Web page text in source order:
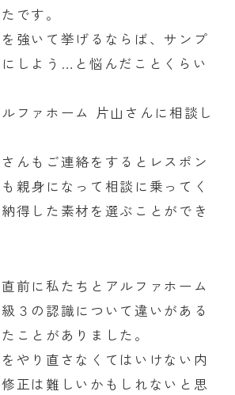
です。
強いて挙げるならば、サンプ
しよう…と悩んだことくらい
ファホーム 片山さんに相談し
んもご連絡をするとレスポン
親身になって相談に乗ってく
得した素材を選ぶことができ
前に私たちとアルファホーム
３の認識について違いがある
ことがありました。
やり直さなくてはいけない内
正は難しいかもしれないと思